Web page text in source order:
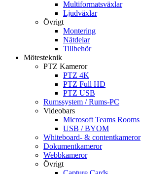
Multiformatsväxlar
Ljudväxlar
Övrigt
Montering
Nätdelar
Tillbehör
Mötesteknik
PTZ Kameror
PTZ 4K
PTZ Full HD
PTZ USB
Rumssystem / Rums-PC
Videobars
Microsoft Teams Rooms
USB / BYOM
Whiteboard- & contentkameror
Dokumentkameror
Webbkameror
Övrigt